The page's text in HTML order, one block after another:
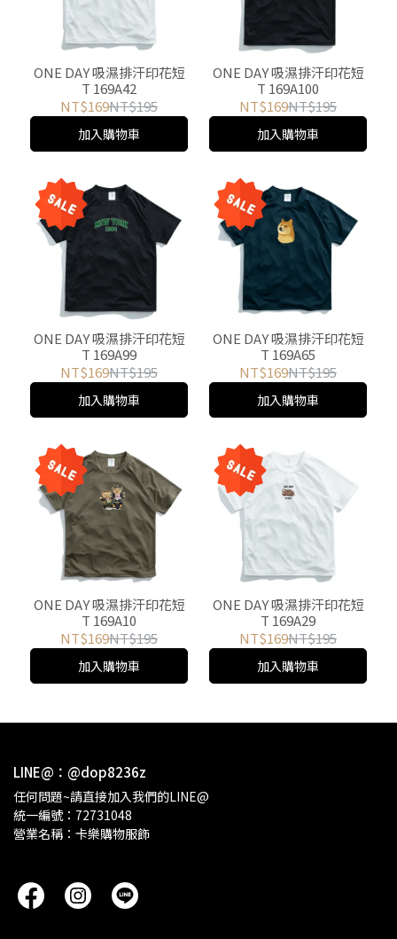
LINE@：@dop8236z
任何問題~請直接加入我們的LINE@
統一編號：72731048
營業名稱：卡樂購物服飾
Copyright © All Rights Reserved.
Designed by
CYBERBIZ